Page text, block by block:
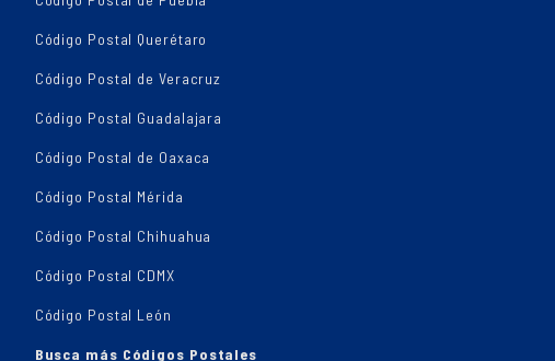
Código Postal Querétaro
Código Postal de Veracruz
Código Postal Guadalajara
Código Postal de Oaxaca
Código Postal Mérida
Código Postal Chihuahua
Código Postal CDMX
Código Postal León
Busca más Códigos Postales